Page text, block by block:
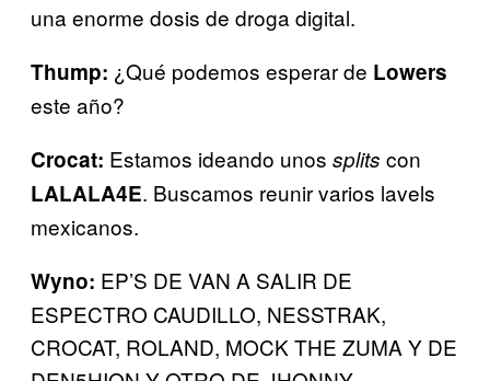
una enorme dosis de droga digital.
Thump: ¿Qué podemos esperar de Lowers
este año?
Crocat: Estamos ideando unos splits con
LALALA4E. Buscamos reunir varios lavels
mexicanos.
Wyno: EP’S DE VAN A SALIR DE
ESPECTRO CAUDILLO, NESSTRAK,
CROCAT, ROLAND, MOCK THE ZUMA Y DE